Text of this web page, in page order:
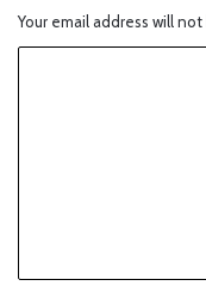
Your email address will